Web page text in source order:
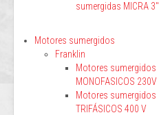
sumergidas MICRA 3"
Motores sumergidos
Franklin
Motores sumergidos
MONOFASICOS 230V
Motores sumergidos
TRIFÁSICOS 400 V